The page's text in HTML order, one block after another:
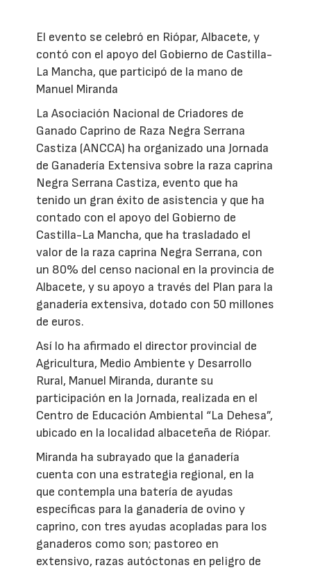
El evento se celebró en Riópar, Albacete, y
contó con el apoyo del Gobierno de Castilla-
La Mancha, que participó de la mano de
Manuel Miranda
La Asociación Nacional de Criadores de
Ganado Caprino de Raza Negra Serrana
Castiza (ANCCA) ha organizado una Jornada
de Ganadería Extensiva sobre la raza caprina
Negra Serrana Castiza, evento que ha
tenido un gran éxito de asistencia y que ha
contado con el apoyo del Gobierno de
Castilla-La Mancha, que ha trasladado el
valor de la raza caprina Negra Serrana, con
un 80% del censo nacional en la provincia de
Albacete, y su apoyo a través del Plan para la
ganadería extensiva, dotado con 50 millones
de euros.
Así lo ha afirmado el director provincial de
Agricultura, Medio Ambiente y Desarrollo
Rural, Manuel Miranda, durante su
participación en la Jornada, realizada en el
Centro de Educación Ambiental “La Dehesa”,
ubicado en la localidad albaceteña de Riópar.
Miranda ha subrayado que la ganadería
cuenta con una estrategia regional, en la
que contempla una batería de ayudas
específicas para la ganadería de ovino y
caprino, con tres ayudas acopladas para los
ganaderos como son; pastoreo en
extensivo, razas autóctonas en peligro de